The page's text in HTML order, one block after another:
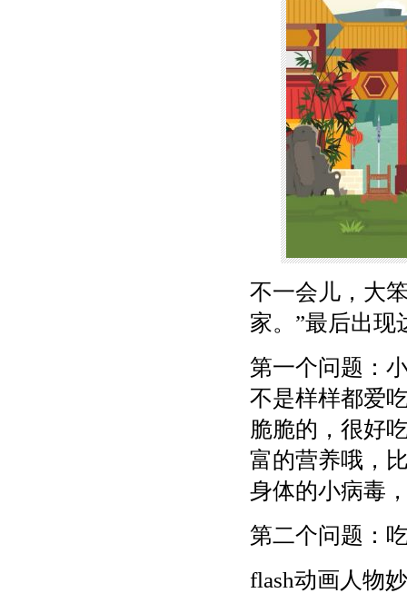
不一会儿，大
家。”最后出现
第一个问题：
不是样样都爱
脆脆的，很好
富的营养哦，
身体的小病毒
第二个问题：
flash动画人物